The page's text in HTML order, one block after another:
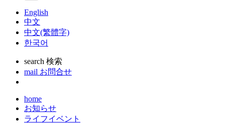
English
中文
中文(繁體字)
한국어
search 検索
mail お問合せ
home
お知らせ
ライフイベント